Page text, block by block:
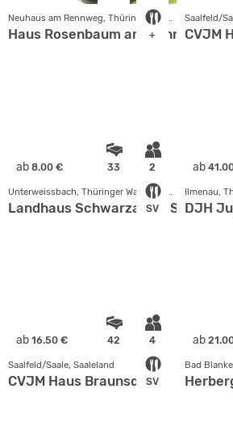
+
Neuhaus am Rennweg, Thüringer Wald - Rhön
Haus Rosenbaum am Rennsteig
Saalfeld/
CVJM
ab 8.00 € 33 2
SV
Landhaus Schwarzatal /
ab
Ilmenau,
DJH
ab 16.50 € 42 4
SV
Saalfeld/Saale, Saaleland
CVJM Haus Braunsdorf
ab
Bad